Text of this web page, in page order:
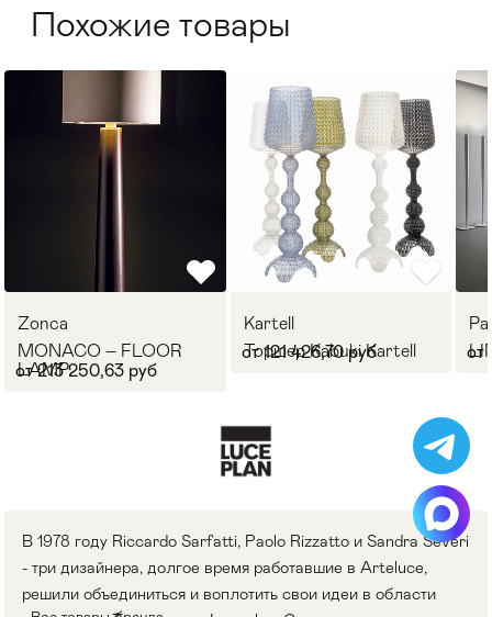
Похожие товары
Zonca
MONACO – FLOOR
LAMP
от 213 250,63 руб
Kartell
Торшер Kabuki Kartell
от 121 426,70 руб от
В 1978 году Riccardo Sarfatti, Paolo Rizzatto и Sandra Severi
- три дизайнера, долгое время работавшие в Arteluce,
решили объединиться и воплотить свои идеи в области